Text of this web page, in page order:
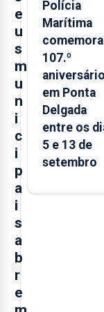
e
u
s
m
u
n
i
c
i
p
a
i
s
a
b
r
e
Polícia
Marítima
comemora
107.º
aniversário
em Ponta
Delgada
entre os
5 e 13 de
setembro